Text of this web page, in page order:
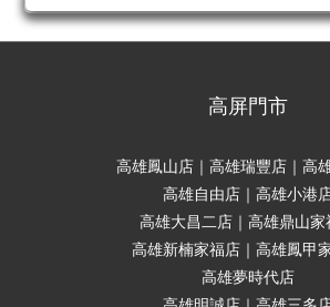
高屏門市
高雄鳳山店｜高雄瑞豐店｜高
高雄自由店｜高雄小港
高雄大昌二店｜高雄鼎山家
高雄新楠家福店｜高雄鳳甲
高雄夢時代店